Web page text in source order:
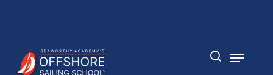
principal
menú